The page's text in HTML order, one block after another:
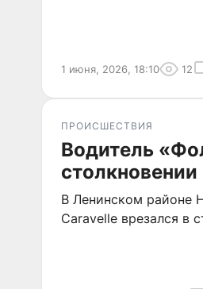
1 июня, 2026, 18:10 12
ПРОИСШЕСТВИЯ
Водитель
В Ленинском районе
Caravelle врезался в